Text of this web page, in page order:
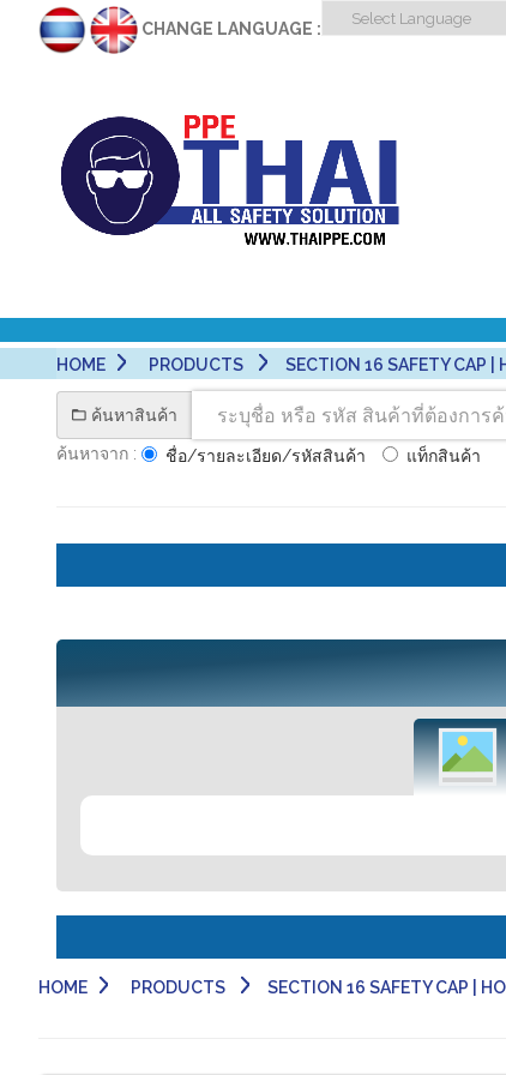
CHANGE LANGUAGE :
HOME PRODUCTS SECTION 16 SAFETY
ค้นหาสินค้า
ค้นหาจาก :
ชื่อ/รายละเอียด/รหัสสินค้า แท็กสินค้า
HOME PRODUCTS SECTION 16 SAFETY CAP |